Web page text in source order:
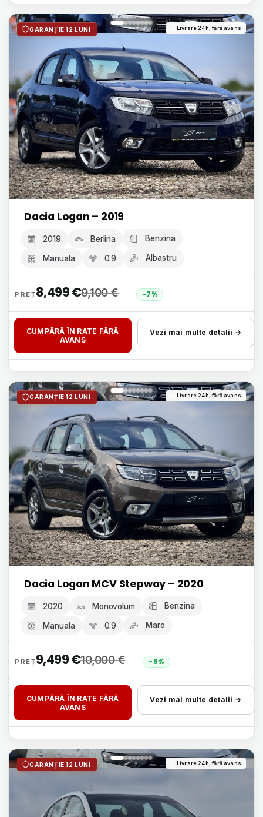
GARANȚIE 12 LUNI Livrare 24h, fără avans
Dacia Logan – 2019
2019 Berlina Benzina
Manuala 0.9 Albastru
9,100€
8,499€ -7%
CUMPĂRĂ ÎN RATE FĂRĂ
AVANS
Vezi mai multe detalii →
GARANȚIE 12 LUNI Livrare 24h, fără avans
Dacia Logan MCV Stepway – 2020
2020 Monovolum Benzina
Manuala 0.9 Maro
10,000€
9,499€ -5%
CUMPĂRĂ ÎN RATE FĂRĂ
AVANS
Vezi mai multe detalii →
GARANȚIE 12 LUNI Livrare 24h, fără avans